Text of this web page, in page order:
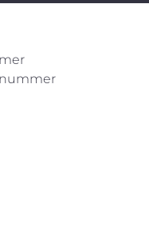
nummer